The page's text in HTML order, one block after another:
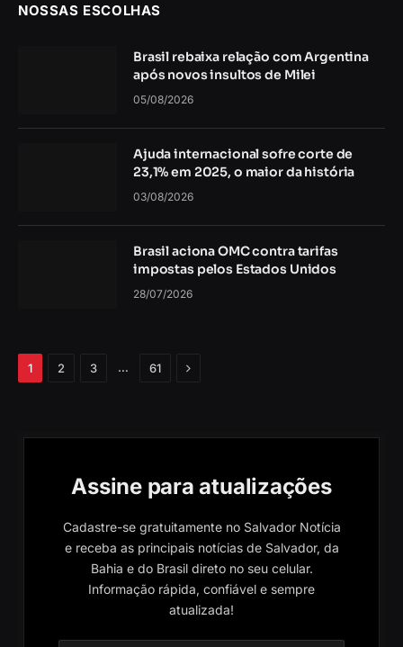
NOSSAS ESCOLHAS
Brasil rebaixa relação com Argentina
após novos insultos de Milei
05/08/2026
Ajuda internacional sofre corte de
23,1% em 2025, o maior da história
03/08/2026
Brasil aciona OMC contra tarifas
impostas pelos Estados Unidos
28/07/2026
1 2 3 … 61 Próximo
Assine para atualizações
Cadastre-se gratuitamente no Salvador Notícia
e receba as principais notícias de Salvador, da
Bahia e do Brasil direto no seu celular.
Informação rápida, confiável e sempre
atualizada!